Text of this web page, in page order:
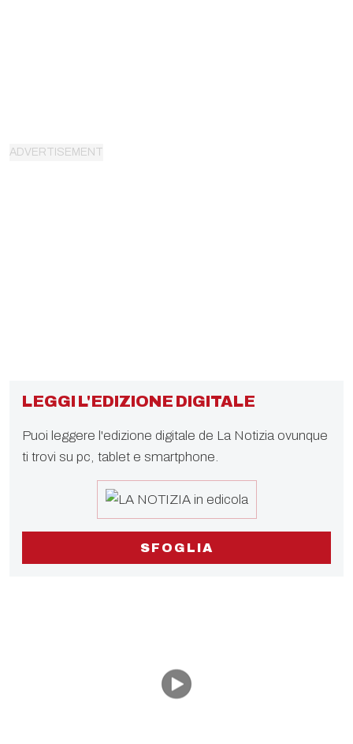
LEGGI L'EDIZIONE DIGITALE
Puoi leggere l'edizione digitale de La Notizia ovunque
ti trovi su pc, tablet e smartphone.
SFOGLIA